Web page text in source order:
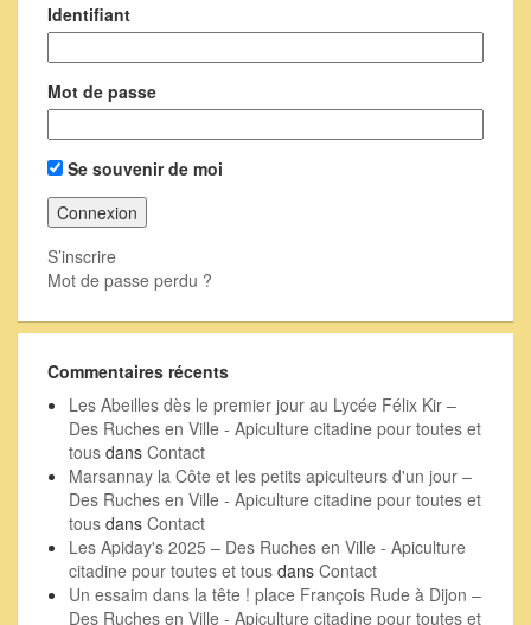
Identifiant
Mot de passe
Se souvenir de moi
S’inscrire
Mot de passe perdu ?
Commentaires récents
Les Abeilles dès le premier jour au Lycée Félix Kir –
Des Ruches en Ville - Apiculture citadine pour toutes et
tous dans Contact
Marsannay la Côte et les petits apiculteurs d'un jour –
Des Ruches en Ville - Apiculture citadine pour toutes et
tous dans Contact
Les Apiday's 2025 – Des Ruches en Ville - Apiculture
citadine pour toutes et tous dans Contact
Un essaim dans la tête ! place François Rude à Dijon –
Des Ruches en Ville - Apiculture citadine pour toutes et